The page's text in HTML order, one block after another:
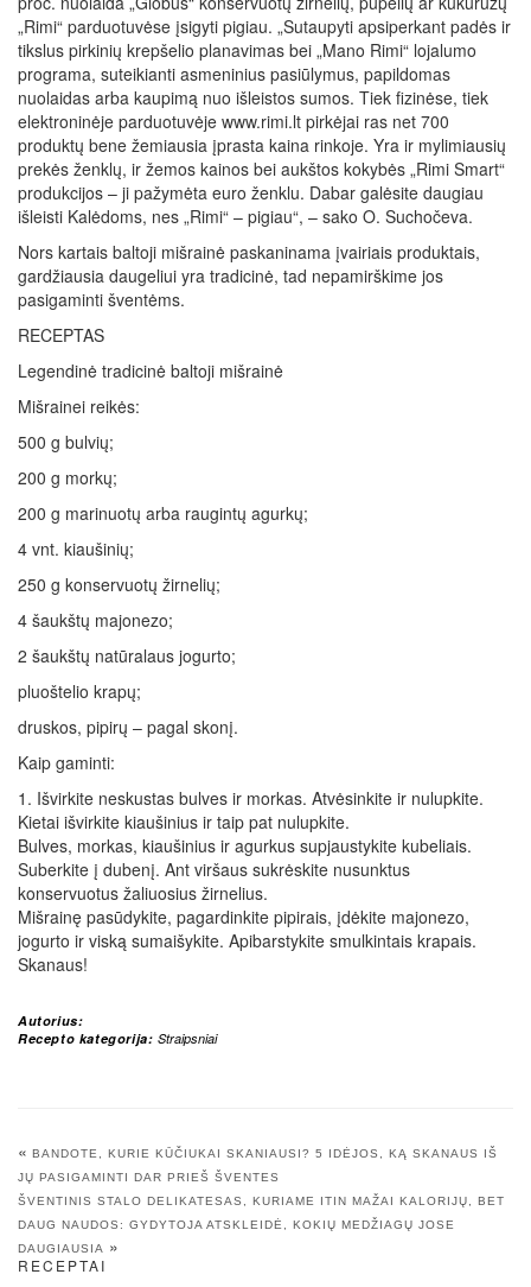
„Rimi“ parduotuvėse įsigyti pigiau. „Sutaupyti apsiperkant padės ir
tikslus pirkinių krepšelio planavimas bei „Mano Rimi“ lojalumo
programa, suteikianti asmeninius pasiūlymus, papildomas
nuolaidas arba kaupimą nuo išleistos sumos. Tiek fizinėse, tiek
elektroninėje parduotuvėje www.rimi.lt pirkėjai ras net 700
produktų bene žemiausia įprasta kaina rinkoje. Yra ir mylimiausių
prekės ženklų, ir žemos kainos bei aukštos kokybės „Rimi Smart“
produkcijos – ji pažymėta euro ženklu. Dabar galėsite daugiau
išleisti Kalėdoms, nes „Rimi“ – pigiau“, – sako O. Suchočeva.
Nors kartais baltoji mišrainė paskaninama įvairiais produktais,
gardžiausia daugeliui yra tradicinė, tad nepamirškime jos
pasigaminti šventėms.
RECEPTAS
Legendinė tradicinė baltoji mišrainė
Mišrainei reikės:
500 g bulvių;
200 g morkų;
200 g marinuotų arba raugintų agurkų;
4 vnt. kiaušinių;
250 g konservuotų žirnelių;
4 šaukštų majonezo;
2 šaukštų natūralaus jogurto;
pluoštelio krapų;
druskos, pipirų – pagal skonį.
Kaip gaminti:
1. Išvirkite neskustas bulves ir morkas. Atvėsinkite ir nulupkite.
Kietai išvirkite kiaušinius ir taip pat nulupkite.
Bulves, morkas, kiaušinius ir agurkus supjaustykite kubeliais.
Suberkite į dubenį. Ant viršaus sukrėskite nusunktus
konservuotus žaliuosius žirnelius.
Mišrainę pasūdykite, pagardinkite pipirais, įdėkite majonezo,
jogurto ir viską sumaišykite. Apibarstykite smulkintais krapais.
Skanaus!
Autorius:
Recepto kategorija: Straipsniai
« BANDOTE, KURIE KŪČIUKAI SKANIAUSI? 5 IDĖJOS, KĄ SKANAUS IŠ
JŲ PASIGAMINTI DAR PRIEŠ ŠVENTES
ŠVENTINIS STALO DELIKATESAS, KURIAME ITIN MAŽAI KALORIJŲ, BET
DAUG NAUDOS: GYDYTOJA ATSKLEIDĖ, KOKIŲ MEDŽIAGŲ JOSE
DAUGIAUSIA »
RECEPTAI